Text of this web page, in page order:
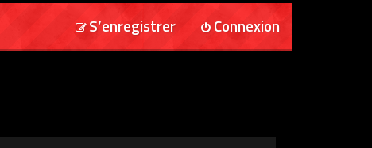
Connexion
S’enregistrer